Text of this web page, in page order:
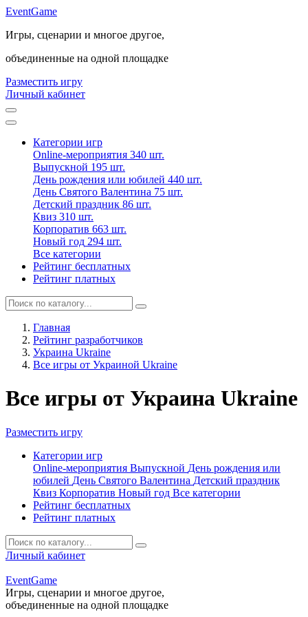
EventGame
Игры, сценарии и многое другое,
объединенные на одной площадке
Разместить игру
Личный кабинет
Категории игр
Online-мероприятия 340 шт.
Выпускной 195 шт.
День рождения или юбилей 440 шт.
День Святого Валентина 75 шт.
Детский праздник 86 шт.
Квиз 310 шт.
Корпоратив 663 шт.
Новый год 294 шт.
Все категории
Рейтинг бесплатных
Рейтинг платных
Главная
Рейтинг разработчиков
Украина Ukraine
Все игры от Украиной Ukraine
Все игры от Украина Ukraine
Разместить игру
Категории игр
Online-мероприятия Выпускной День рождения или
юбилей День Святого Валентина Детский праздник
Квиз Корпоратив Новый год Все категории
Рейтинг бесплатных
Рейтинг платных
Личный кабинет
EventGame
Игры, сценарии и многое другое,
объединенные на одной площадке